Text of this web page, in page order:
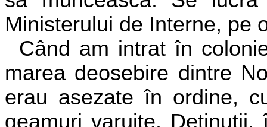
Ministerului de Interne, pe
Când am intrat în
marea deosebire dintre
erau asezate în ordine,
geamuri varuite.